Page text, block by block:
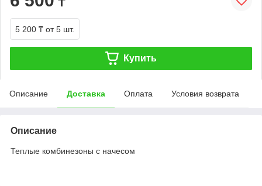
5 200 ₸ от 5 шт.
Купить
Описание Доставка Оплата Условия возврата
Описание
Теплые комбинезоны с начесом